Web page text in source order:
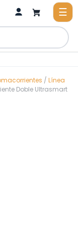
/ Línea
Doble Ultrasmart